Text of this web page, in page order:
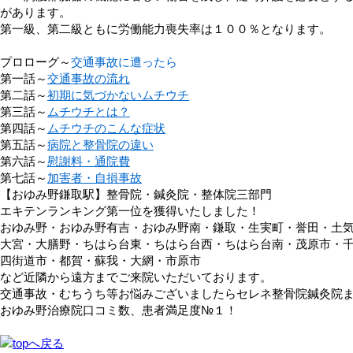
があります。
第一級、第二級ともに労働能力喪失率は１００％となります。
プロローグ～交通事故に遭ったら
第一話～交通事故の流れ
第二話～初期に気づかないムチウチ
第三話～ ムチウチとは？
第四話～ ムチウチのこんな症状
第五話～病院と整骨院の違い
第六話～慰謝料・通院費
第七話～ 加害者・自損事故
【おゆみ野鎌取駅】整骨院・鍼灸院・整体院三部門
エキテンランキング第一位を獲得いたしました！
おゆみ野・おゆみ野有吉・おゆみ野南・鎌取・生実町・誉田・土
大宮・大膳野・ちはら台東・ちはら台西・ちはら台南・茂原市・
四街道市・都賀・蘇我・大網・市原市
など近隣から遠方までご来院いただいております。
交通事故・むちうち等お悩みございましたらセレネ整骨院鍼灸院
おゆみ野治療院口コミ数、患者満足度№１！